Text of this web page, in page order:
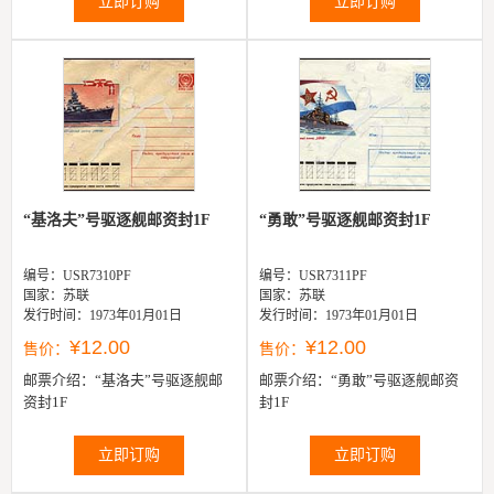
“基洛夫”号驱逐舰邮资封1F
编号：USR7310PF
国家：苏联
发行时间：1973年01月01日
售价： ¥12.00
邮票介绍： “基洛夫”号驱逐舰邮
资封1F
立即订购
“勇敢”号驱逐舰邮资封1F
编号：USR7311PF
国家：苏联
发行时间：1973年01月01日
售价： ¥12.00
邮票介绍： “勇敢”号驱逐舰邮资
封1F
立即订购